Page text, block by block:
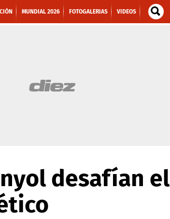
MUNDIAL 2026 FOTOGALERIAS VIDEOS
desafían